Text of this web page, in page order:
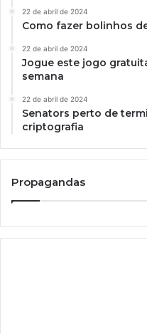
22 de abril de 2024
Como fazer bolinhos
22 de abril de 2024
Jogue este jogo
semana
22 de abril de 2024
Senators perto de
criptografia
Propagandas